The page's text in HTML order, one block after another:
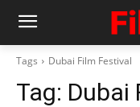
Tags Dubai Film Festival
Tag: Dubai